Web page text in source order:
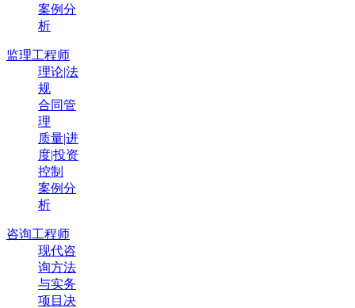
案例分
析
监理工程师
理论|法
规
合同管
理
质量|进
度|投资
控制
案例分
析
咨询工程师
现代咨
询方法
与实务
项目决